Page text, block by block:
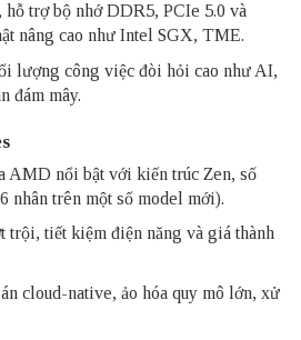
trợ bộ nhớ DDR5, PCIe 5.0 và
nâng cao như Intel SGX, TME.
lượng công việc đòi hỏi cao như AI,
đám mây.
AMD nổi bật với kiến trúc Zen, số
nhân trên một số model mới).
trội, tiết kiệm điện năng và giá thành
cloud-native, ảo hóa quy mô lớn, xử